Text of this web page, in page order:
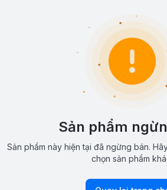
Sản phẩm
Sản phẩm này hiện tại đã ngừng bán.
chọn sản phẩm